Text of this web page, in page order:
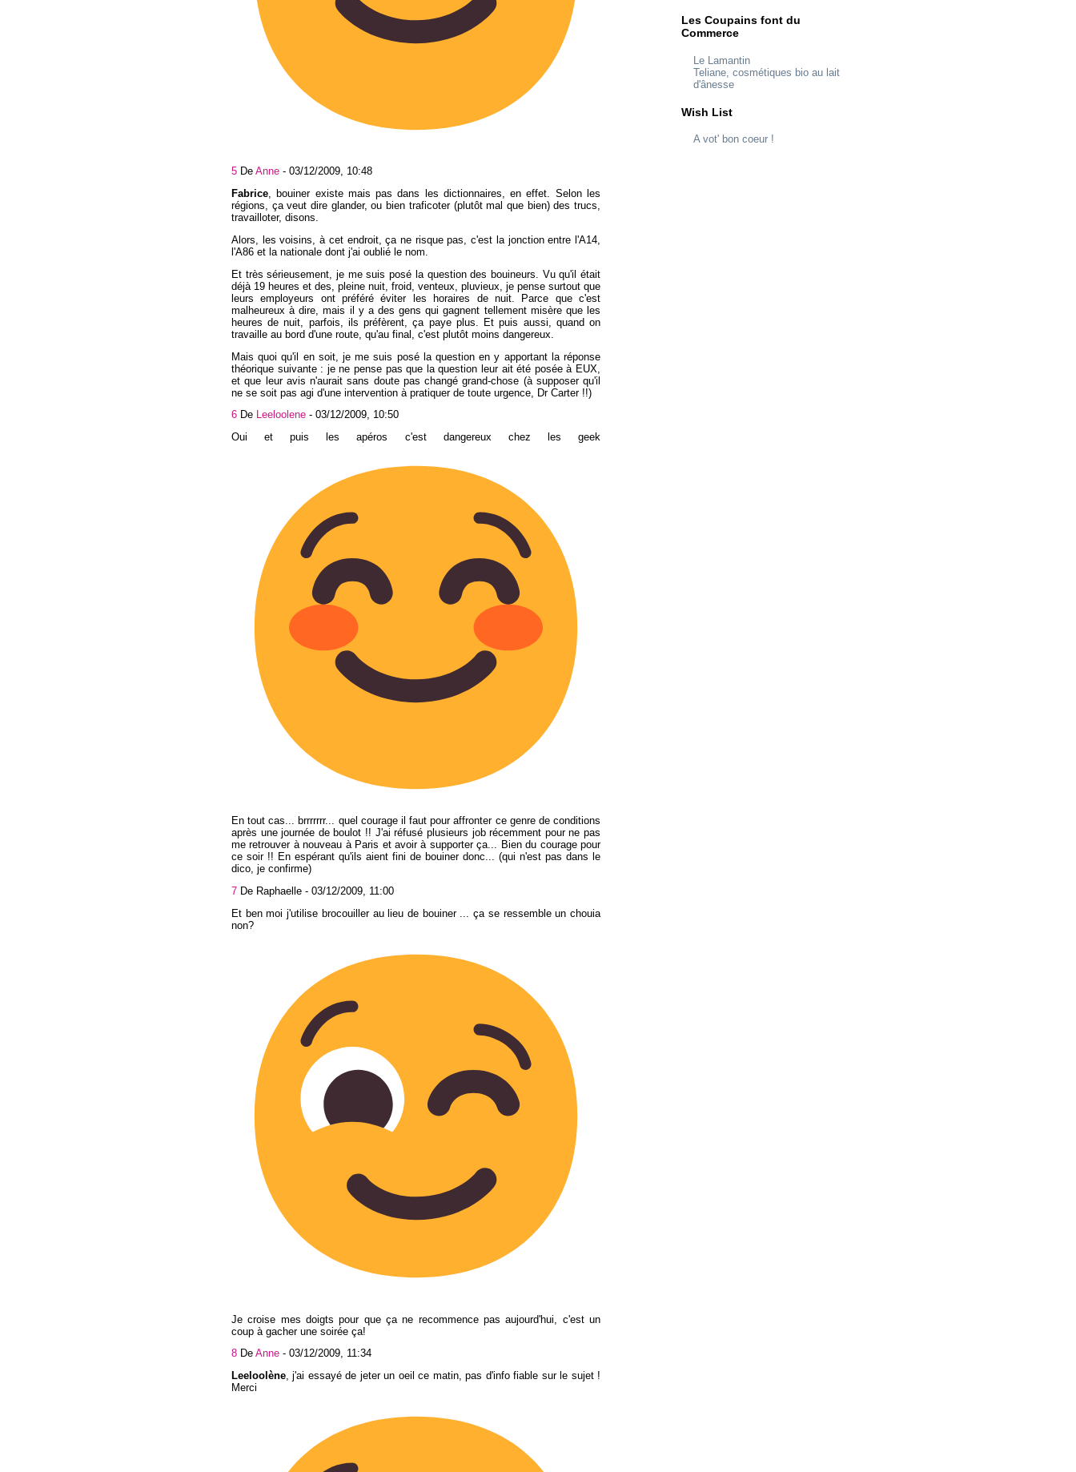
5 De Anne - 03/12/2009, 10:48
Fabrice, bouiner existe mais pas dans les dictionnaires, en effet. Selon les
régions, ça veut dire glander, ou bien traficoter (plutôt mal que bien) des trucs,
travailloter, disons.
Alors, les voisins, à cet endroit, ça ne risque pas, c'est la jonction entre l'A14,
l'A86 et la nationale dont j'ai oublié le nom.
Et très sérieusement, je me suis posé la question des bouineurs. Vu qu'il était
déjà 19 heures et des, pleine nuit, froid, venteux, pluvieux, je pense surtout que
leurs employeurs ont préféré éviter les horaires de nuit. Parce que c'est
malheureux à dire, mais il y a des gens qui gagnent tellement misère que les
heures de nuit, parfois, ils préfèrent, ça paye plus. Et puis aussi, quand on
travaille au bord d'une route, qu'au final, c'est plutôt moins dangereux.
Mais quoi qu'il en soit, je me suis posé la question en y apportant la réponse
théorique suivante : je ne pense pas que la question leur ait été posée à EUX,
et que leur avis n'aurait sans doute pas changé grand-chose (à supposer qu'il
ne se soit pas agi d'une intervention à pratiquer de toute urgence, Dr Carter !!)
6 De Leeloolene - 03/12/2009, 10:50
Oui et puis les apéros c'est dangereux chez les geek
En tout cas... brrrrrrr... quel courage il faut pour affronter ce genre de conditions
après une journée de boulot !! J'ai réfusé plusieurs job récemment pour ne pas
me retrouver à nouveau à Paris et avoir à supporter ça... Bien du courage pour
ce soir !! En espérant qu'ils aient fini de bouiner donc... (qui n'est pas dans le
dico, je confirme)
7 De Raphaelle - 03/12/2009, 11:00
Et ben moi j'utilise brocouiller au lieu de bouiner ... ça se ressemble un chouia
non?
Je croise mes doigts pour que ça ne recommence pas aujourd'hui, c'est un
coup à gacher une soirée ça!
8 De Anne - 03/12/2009, 11:34
Leeloolène, j'ai essayé de jeter un oeil ce matin, pas d'info fiable sur le sujet !
Merci
Les Coupains font du
Commerce
Le Lamantin
Teliane, cosmétiques bio au lait
d'ânesse
Wish List
A vot' bon coeur !